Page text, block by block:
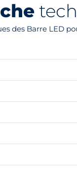
des Barre LED